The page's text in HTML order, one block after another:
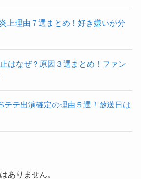
上理由７選まとめ！好き嫌いが分
はなぜ？原因３選まとめ！ファン
テテ出演確定の理由５選！放送日は
ありません。